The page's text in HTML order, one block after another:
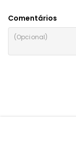
Comentários